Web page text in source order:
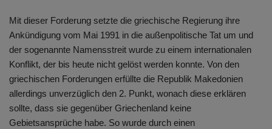
Mit dieser Forderung setzte die griechische Regierung ihre
Ankündigung vom Mai 1991 in die außenpolitische Tat um und
der sogenannte Namensstreit wurde zu einem internationalen
Konflikt, der bis heute nicht gelöst werden konnte. Von den
griechischen Forderungen erfüllte die Republik Makedonien
allerdings unverzüglich den 2. Punkt, wonach diese erklären
sollte, dass sie gegenüber Griechenland keine
Gebietsansprüche habe. So wurde durch einen